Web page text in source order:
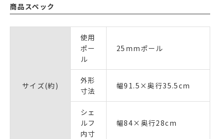
商品スペック
サイズ(約)
使用
ポー
ル
25mmポール
外形
寸法
幅91.5×奥行35.5cm
シェ
ルフ
内寸
幅84×奥行28cm